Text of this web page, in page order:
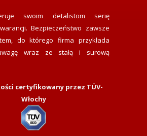
swoim detalistom serię
Bezpieczeństwo zawsze
do którego firma przykłada
wraz ze stałą i surową
certyfikowany przez TÜV-
Włochy